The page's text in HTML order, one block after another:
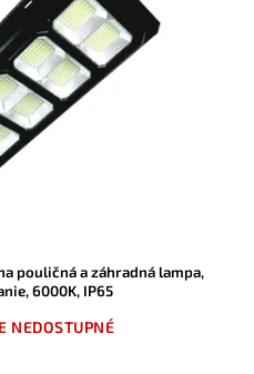
pouličná a záhradná lampa,
6000K, IP65
NEDOSTUPNÉ